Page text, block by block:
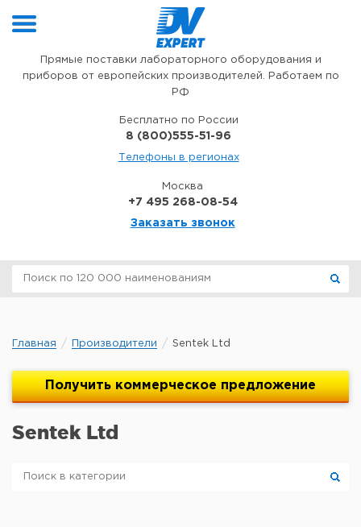
Прямые поставки лабораторного оборудования и
приборов от европейских производителей. Работаем по
РФ
Бесплатно по России
8 (800)555-51-96
Телефоны в регионах
Москва
+7 495 268-08-54
Заказать звонок
Главная Производители Sentek Ltd
Получить коммерческое предложение
Sentek Ltd